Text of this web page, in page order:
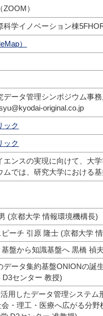
）
科学イノベーション棟
）
データ管理シンポジウム事
original.co.jp
ック
ック
エンスの実現に向けて、大
ムでは、研究大学における
(京都大学 情報環境機構長)
ーチ 引原 隆士 (京都大学
盤から知識基盤へ 黒橋 禎
ータ集約基盤ONIONの誕
センター 教授)
用したデータ管理システム
・理工・医療へ広がる分野